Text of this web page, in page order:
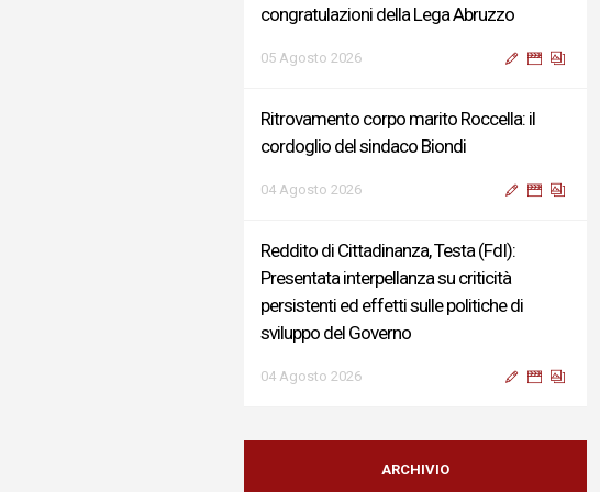
congratulazioni della Lega Abruzzo
05 Agosto 2026
Ritrovamento corpo marito Roccella: il
cordoglio del sindaco Biondi
04 Agosto 2026
Reddito di Cittadinanza, Testa (FdI):
Presentata interpellanza su criticità
persistenti ed effetti sulle politiche di
sviluppo del Governo
04 Agosto 2026
Sigismondi, Liris e Testa: “Profondo
cordoglio e vicinanza al Ministro Roccella e
ARCHIVIO